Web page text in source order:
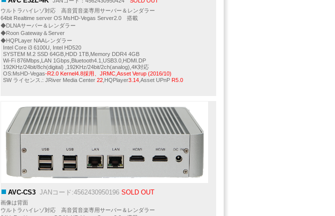
ウルトラハイレゾ対応 高音質音楽専用サーバー＆レンダラー
64bit Realtime server OS MsHD-Vegas Server2.0 搭載
◆DLNAサーバー＆レンダラー
◆Roon Gateway＆Server
◆HQPLayer NAAレンダラー
Intel Core i3 6100U, Intel HD520
SYSTEM M.2 SSD 64GB,HDD 1TB,Memory DDR4 4GB
Wi-Fi 876Mbps,LAN 1Gbps,Bluetooth4.1,USB3.0,HDMI.DP
192KHz/24bit/8ch(digital) ,192KHz/24bit/2ch(analog),4K対応
OS:MsHD-Vegas-R2.0 Kernel4.8採用、JRMC,Asset Verup (2016/10)
SW ライセンス.: JRiver Media Center 22,HQPlayer3.14,Asset UPnP R5.0
AVC-CS3 JANコード:4562430950196 SOLD OUT
画像は背面
ウルトラハイレゾ対応 高音質音楽専用サーバー＆レンダラー